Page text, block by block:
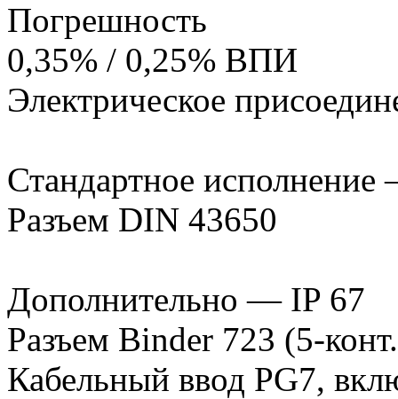
Погрешность
0,35% / 0,25% ВПИ
Электрическое
Стандартное
Разъем DIN 43650
Дополнительно — IP 67
Разъем Binder 723 (5-
Кабельный ввод PG7,